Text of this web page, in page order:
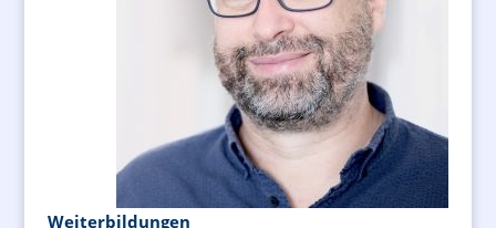
Weiterbildungen